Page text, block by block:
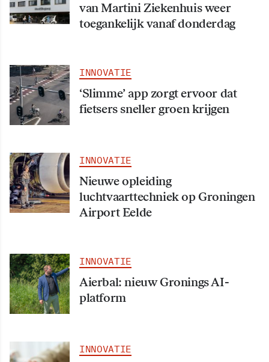
van Martini Ziekenhuis weer
toegankelijk vanaf donderdag
INNOVATIE
‘Slimme’ app zorgt ervoor dat
fietsers sneller groen krijgen
INNOVATIE
Nieuwe opleiding
luchtvaarttechniek op Groningen
Airport Eelde
INNOVATIE
Aierbal: nieuw Gronings AI-
platform
INNOVATIE